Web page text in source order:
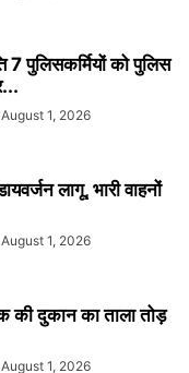
7 पुलिसकर्मियों को पुलिस
August 1, 2026
लागू, भारी वाहनों
August 1, 2026
की दुकान का ताला तोड़
August 1, 2026